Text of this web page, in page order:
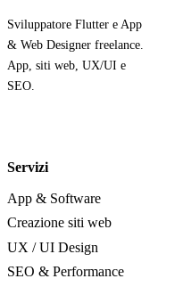
Sviluppatore Flutter e App
& Web Designer freelance.
App, siti web, UX/UI e
SEO.
Servizi
App & Software
Creazione siti web
UX / UI Design
SEO & Performance